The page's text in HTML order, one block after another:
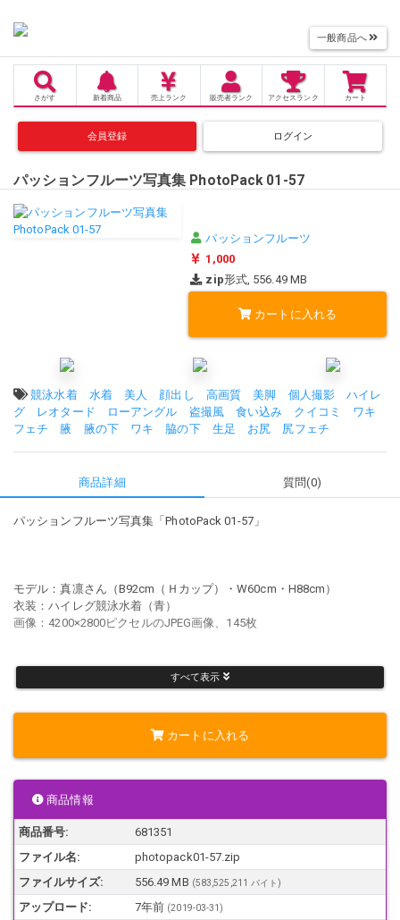
一般商品へ
さがす 新着商品 売上 ランク 販売者ランク アクセス ランク カート
会員登録 ログイン
パッションフルーツ写真集 PhotoPack 01-57
パッションフルーツ
1,000
zip形式, 556.49 MB
カートに入れる
タグ:
競泳水着 水着 美人 顔出し 高画質 美脚 個人撮影
ハイレ
グ
レオタード ローアングル 盗撮風 食い込み クイコミ
ワキ
フェチ
腋 腋の下 ワキ 脇の下 生足 お尻 尻フェチ
商品詳細 質問(0)
パッションフルーツ写真集「PhotoPack 01-57」
モデル：真凛さん（B92cm（Ｈカップ）・W60cm・H88cm）
衣装：ハイレグ競泳水着（青）
画像：4200×2800ピクセルのJPEG画像、145枚
（使用衣装）
素材：ハイドロSP・ポリエステル70%ポリウレタン30%
最近はバストがさらに大きくなって、ＨカップからＩカップに成長し
たという真凛さん。
水の抵抗を減らすために締め付けが激しい競泳水着でも、この胸のボ
リューム感！
ハイレグ水着で丸出しになった、肉感的なむっちり太腿・お尻も見逃
せません。
キツい競泳水着に反発するゴージャスボディと、薄い競泳水着に走る
すべて表示
カートに入れる
商品情報
商品番号:
681351
ファイル名:
photopack01-57.zip
ファイルサイズ:
556.49 MB (583,525,211 バイト)
アップロード: 7年前 (2019-03-31 )